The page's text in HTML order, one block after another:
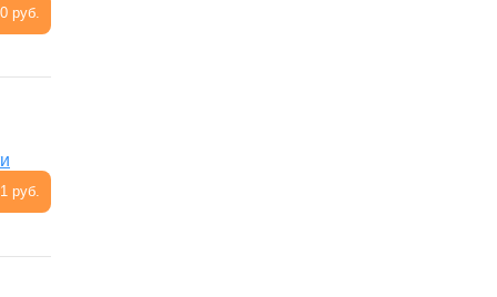
руб.
1 руб.